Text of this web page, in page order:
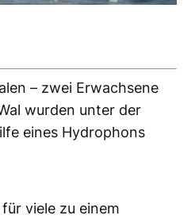
– zwei Erwachsene
wurden unter der
eines Hydrophons
viele zu einem